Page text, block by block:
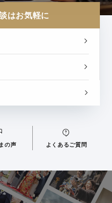
はお気軽に
の声 よくあるご質問